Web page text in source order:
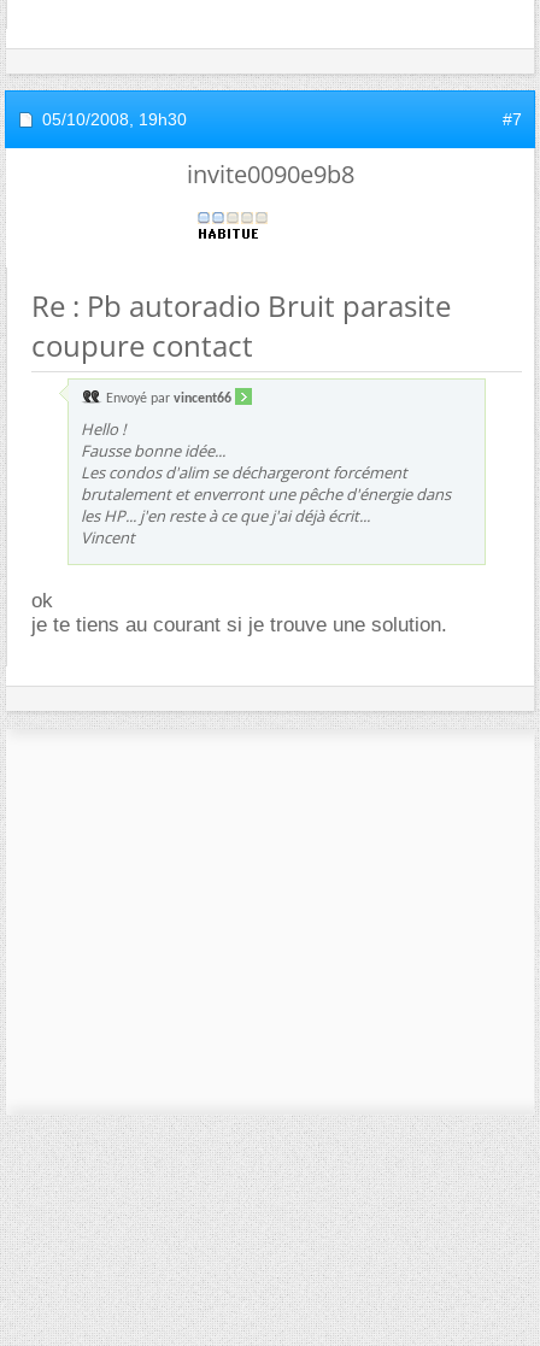
05/10/2008, 19h30 #7
invite0090e9b8
Re : Pb autoradio Bruit parasite
coupure contact
Envoyé par vincent66
Hello !
Fausse bonne idée...
Les condos d'alim se déchargeront forcément
brutalement et enverront une pêche d'énergie dans
les HP... j'en reste à ce que j'ai déjà écrit...
Vincent
ok
je te tiens au courant si je trouve une solution.